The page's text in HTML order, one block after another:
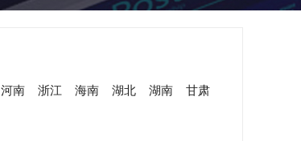
河南 浙江 海南 湖北 湖南
甘肃